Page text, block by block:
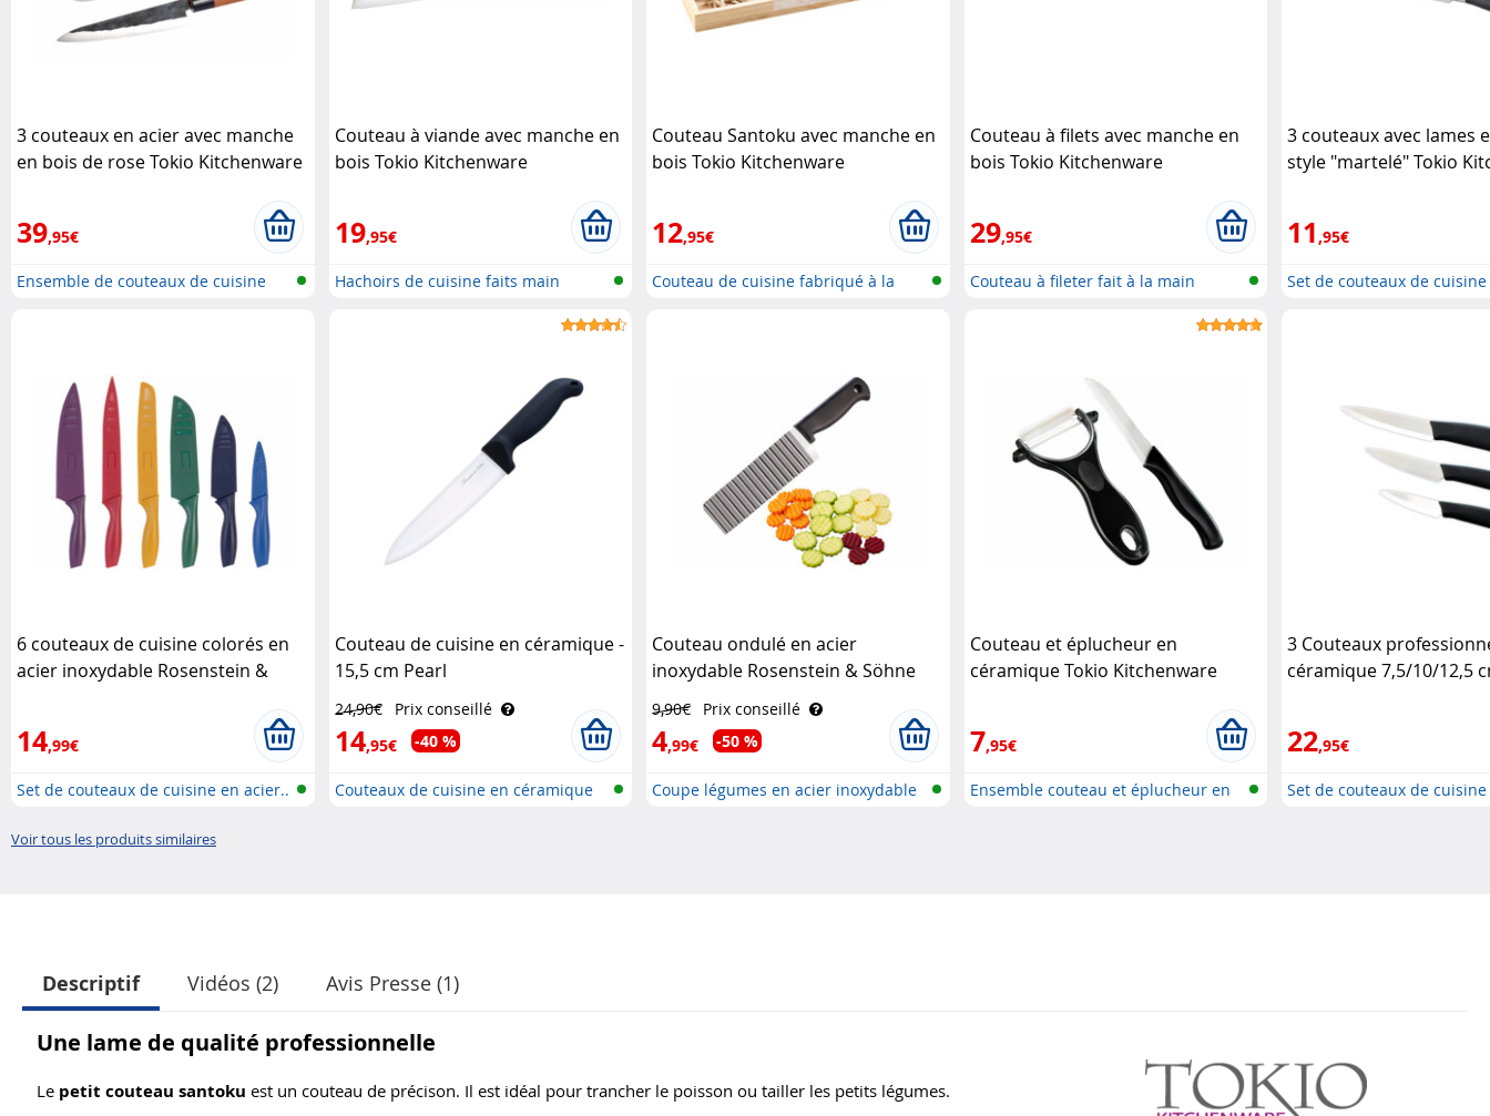
3 couteaux en acier avec manche
en bois de rose Tokio Kitchenware
39,95€
Ensemble de couteaux de cuisine
Couteau à viande avec manche en
bois Tokio Kitchenware
19,95€
Hachoirs de cuisine faits main
Couteau Santoku avec manche en
bois Tokio Kitchenware
12,95€
Couteau de cuisine fabriqué à la
Couteau à filets avec manche en
bois Tokio Kitchenware
29,95€
Couteau à fileter fait à la main
3 couteaux avec lames
style "martelé" Tokio
11,95€
Set de couteaux de cuisine
6 couteaux de cuisine colorés en
acier inoxydable Rosenstein &
14,99€
Set de couteaux de cuisine en acier..
Couteau de cuisine en céramique -
15,5 cm Pearl
24,90€ Prix conseillé
14,95€ -40 %
Couteaux de cuisine en céramique
Couteau ondulé en acier
inoxydable Rosenstein & Söhne
9,90€ Prix conseillé
4,99€ -50 %
Coupe légumes en acier inoxydable
Couteau et éplucheur en
céramique Tokio Kitchenware
7,95€
Ensemble couteau et éplucheur en
3 Couteaux
céramique 7,5/10/12,5
22,95€
Set de couteaux de
Voir tous les produits similaires
Descriptif Vidéos (2) Avis Presse (1)
Une lame de qualité professionnelle
Le petit couteau santoku est un couteau de précison. Il est idéal pour trancher le poisson ou tailler les petits légumes.